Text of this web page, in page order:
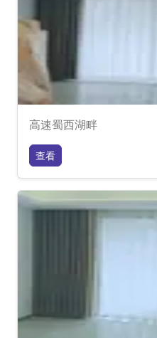
高速蜀西湖畔
查看